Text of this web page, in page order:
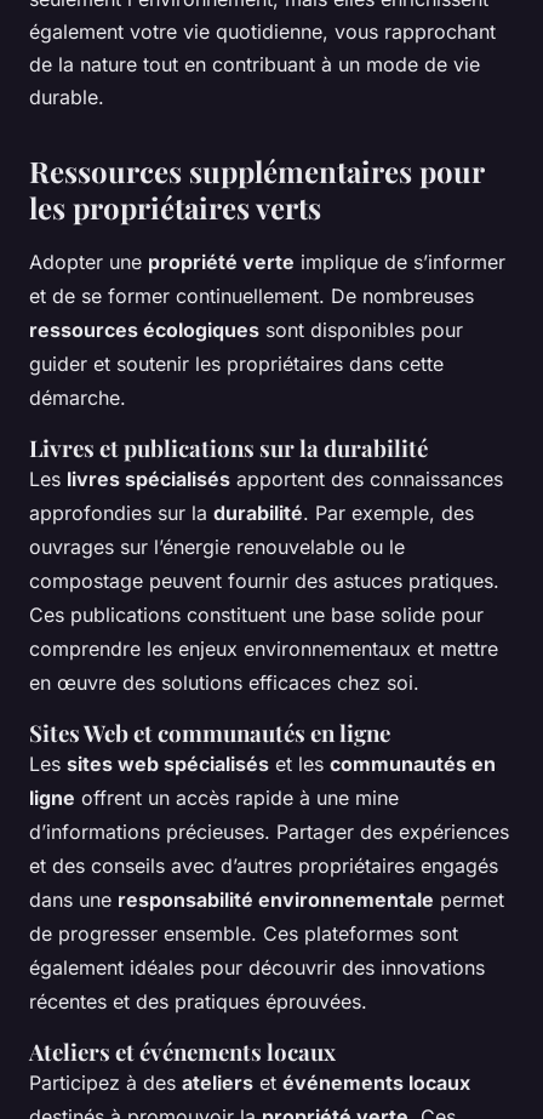
également votre vie quotidienne, vous rapprochant
de la nature tout en contribuant à un mode de vie
durable.
Ressources supplémentaires pour
les propriétaires verts
Adopter une propriété verte implique de s’informer
et de se former continuellement. De nombreuses
ressources écologiques sont disponibles pour
guider et soutenir les propriétaires dans cette
démarche.
Livres et publications sur la durabilité
Les livres spécialisés apportent des connaissances
approfondies sur la durabilité. Par exemple, des
ouvrages sur l’énergie renouvelable ou le
compostage peuvent fournir des astuces pratiques.
Ces publications constituent une base solide pour
comprendre les enjeux environnementaux et mettre
en œuvre des solutions efficaces chez soi.
Sites Web et communautés en ligne
Les sites web spécialisés et les communautés en
ligne offrent un accès rapide à une mine
d’informations précieuses. Partager des expériences
et des conseils avec d’autres propriétaires engagés
dans une responsabilité environnementale permet
de progresser ensemble. Ces plateformes sont
également idéales pour découvrir des innovations
récentes et des pratiques éprouvées.
Ateliers et événements locaux
Participez à des ateliers et événements locaux